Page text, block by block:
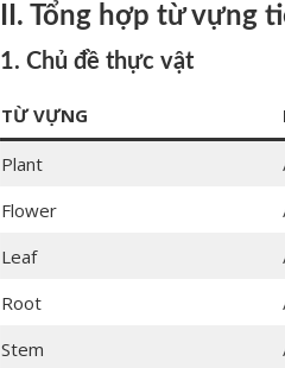
II. Tổng hợp từ vựng
1. Chủ đề thực vật
TỪ VỰNG
Plant
Flower
Leaf
Root
Stem